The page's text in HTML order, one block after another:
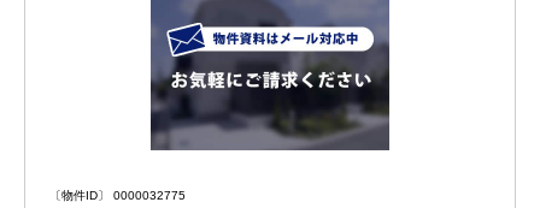
〔物件ID〕 0000032775